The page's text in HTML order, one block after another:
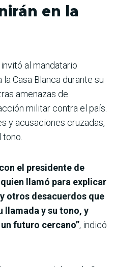
en la
al mandatario
Casa Blanca durante su
amenazas de
militar contra el país.
y acusaciones cruzadas,
el presidente de
llamó para explicar
otros desacuerdos que
llamada y su tono, y
futuro cercano”, indicó